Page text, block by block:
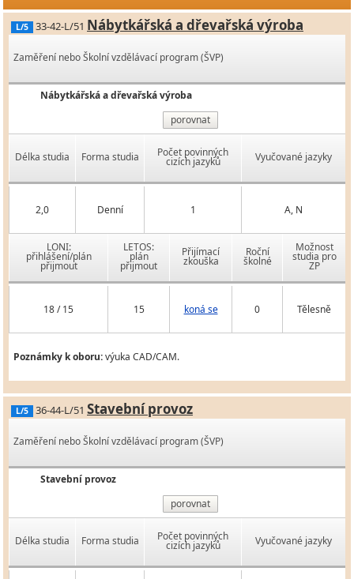
L/5 33-42-L/51 Nábytkářská a dřevařská výroba
Zaměření nebo Školní vzdělávací program (ŠVP)
Nábytkářská a dřevařská výroba
porovnat
Délka studia Forma studia Počet povinných
cizích jazyků Vyučované jazyky
2,0 Denní 1 A, N
LONI:
přihlášení/plán
přijmout
LETOS:
plán
přijmout
Přijímací
zkouška
Roční
školné
Možnost
studia pro
ZP
18 / 15 15 koná se 0 Tělesně
Poznámky k oboru:výuka CAD/CAM.
L/5 36-44-L/51 Stavební provoz
Zaměření nebo Školní vzdělávací program (ŠVP)
Stavební provoz
porovnat
Délka studia Forma studia Počet povinných
cizích jazyků Vyučované jazyky